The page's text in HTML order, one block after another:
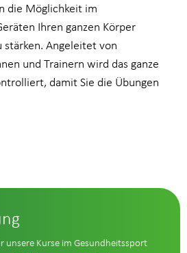
die Möglichkeit im
Ihren ganzen Körper
stärken. Angeleitet von
und Trainern wird das ganze
damit Sie die Übungen
unsere Kurse im Gesundheitssport